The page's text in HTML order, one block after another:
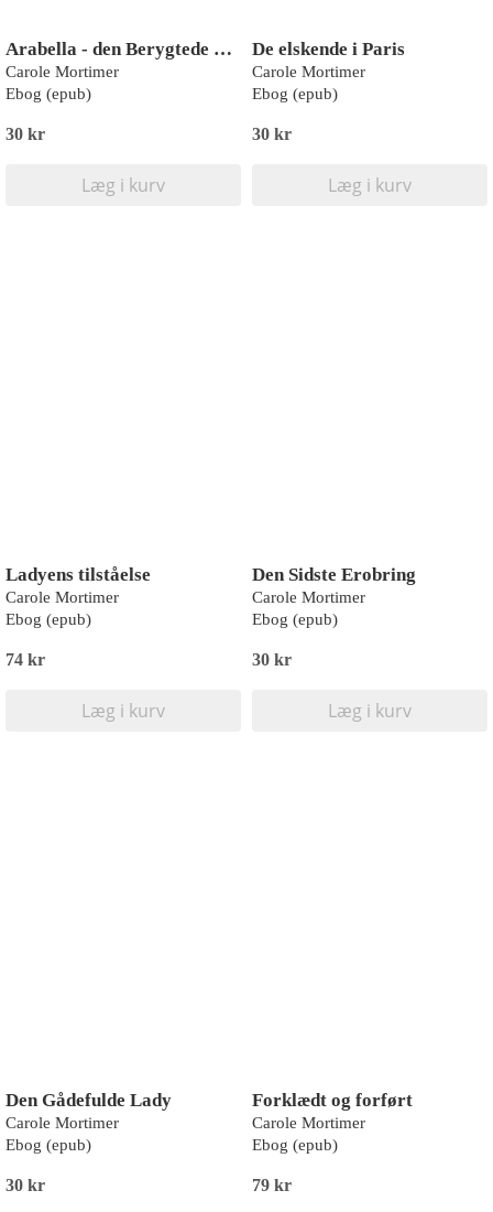
Arabella - den Berygtede Lady
Carole Mortimer
Ebog (epub)
30 kr
Læg i kurv
De elskende i Paris
Carole Mortimer
Ebog (epub)
30 kr
Læg i kurv
Ladyens tilståelse
Carole Mortimer
Ebog (epub)
74 kr
Læg i kurv
Den Sidste Erobring
Carole Mortimer
Ebog (epub)
30 kr
Læg i kurv
Den Gådefulde Lady
Carole Mortimer
Ebog (epub)
30 kr
Forklædt og forført
Carole Mortimer
Ebog (epub)
79 kr